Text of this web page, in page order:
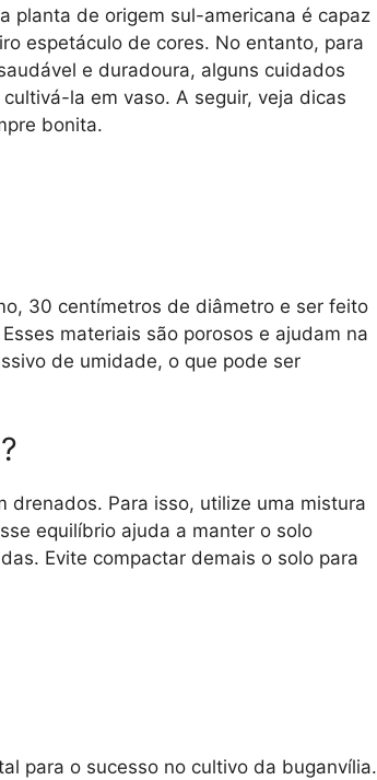
planta de origem sul-americana é capaz
espetáculo de cores. No entanto, para
e duradoura, alguns cuidados
la em vaso. A seguir, veja dicas
bonita.
30 centímetros de diâmetro e ser feito
materiais são porosos e ajudam na
de umidade, o que pode ser
drenados. Para isso, utilize uma mistura
equilíbrio ajuda a manter o solo
Evite compactar demais o solo para
para o sucesso no cultivo da buganvília.